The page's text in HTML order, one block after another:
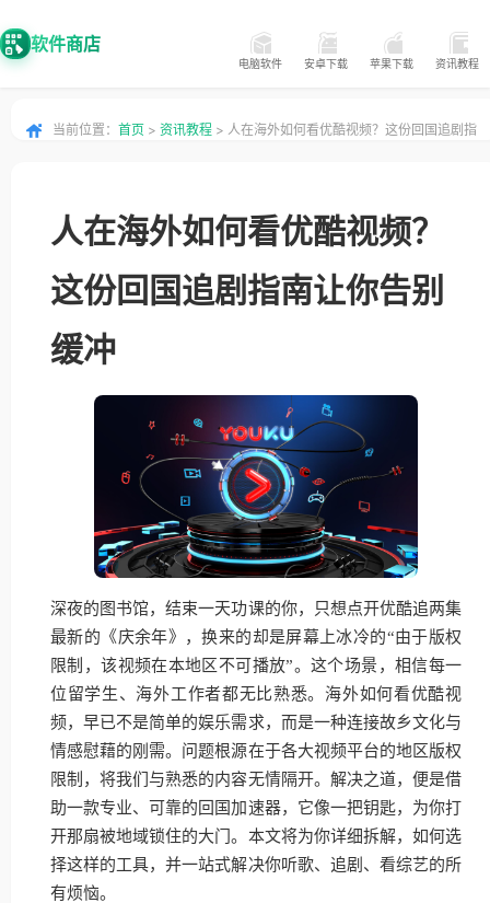
软件商店
电脑软件 安卓下载 苹果下载 资讯教程
当前位置： 首页 > 资讯教程 > 人在海外如何看优酷视频？这份回国追剧指
人在海外如何看优酷视频？
这份回国追剧指南让你告别
缓冲
深夜的图书馆，结束一天功课的你，只想点开优酷追两集
最新的《庆余年》，换来的却是屏幕上冰冷的“由于版权
限制，该视频在本地区不可播放”。这个场景，相信每一
位留学生、海外工作者都无比熟悉。海外如何看优酷视
频，早已不是简单的娱乐需求，而是一种连接故乡文化与
情感慰藉的刚需。问题根源在于各大视频平台的地区版权
限制，将我们与熟悉的内容无情隔开。解决之道，便是借
助一款专业、可靠的回国加速器，它像一把钥匙，为你打
开那扇被地域锁住的大门。本文将为你详细拆解，如何选
择这样的工具，并一站式解决你听歌、追剧、看综艺的所
有烦恼。